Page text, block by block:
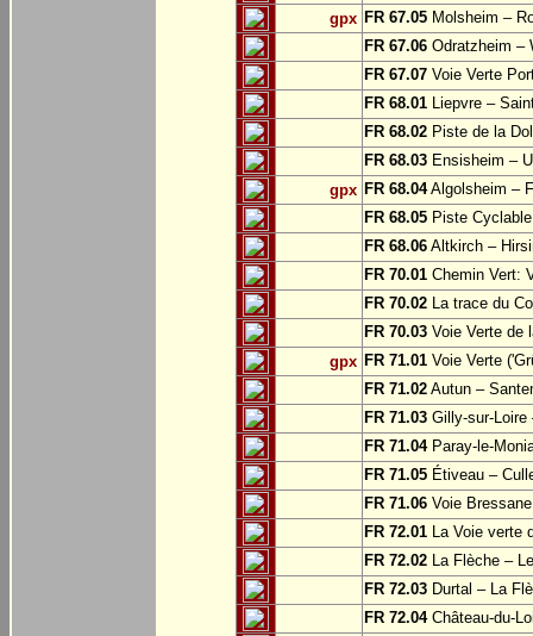
gpx FR 67.05 Molsheim –
FR 67.06 Odratzheim –
FR 67.07 Voie Verte
FR 68.01 Liepvre –
FR 68.02 Piste de la
FR 68.03 Ensisheim –
gpx FR 68.04Algolsheim –
FR 68.05 Piste
FR 68.06 Altkirch –
FR 70.01 Chemin Vert:
FR 70.02 La trace du
FR 70.03 Voie Verte de
gpx FR 71.01 Voie Verte
FR 71.02 Autun –
FR 71.03 Gilly-sur-Loire
FR 71.04Paray-le-
FR 71.05 Étiveau –
FR 71.06 Voie
FR 72.01 La Voie verte
FR 72.02 La Flèche –
FR 72.03 Durtal – La
FR 72.04Château-du-